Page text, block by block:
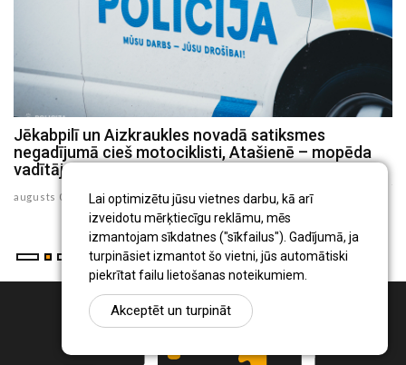
Lai optimizētu jūsu vietnes darbu, kā arī
izveidotu mērķtiecīgu reklāmu, mēs
izmantojam sīkdatnes ("sīkfailus"). Gadījumā, ja
turpināsiet izmantot šo vietni, jūs automātiski
piekrītat failu lietošanas noteikumiem.
Akceptēt un turpināt
Jēkabpilī un Aizkraukles novadā satiksmes
negadījumā cieš motociklisti, Atašienē – mopēda
vadītājs
augusts 03 , 2026